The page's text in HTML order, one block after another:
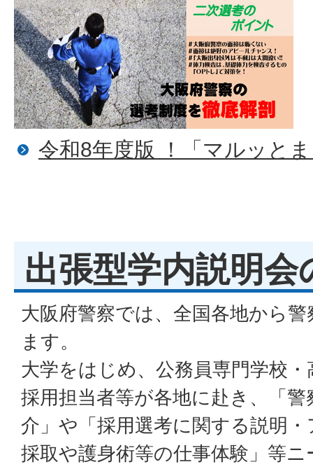
令和8年度版 ！「マルッと
出張型学内説明会
大阪府警察では、全国各地から
ます。
大学をはじめ、公務員専門学校
採用担当者等が各地に赴き、「
介」や「採用選考に関する説明
採取や護身術等の仕事体験」等